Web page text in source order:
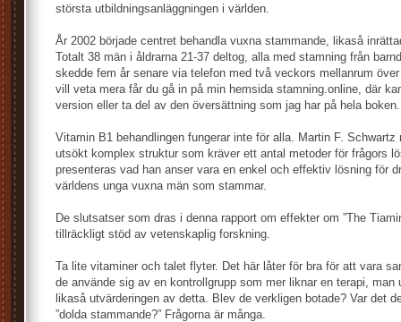
största utbildningsanläggningen i världen.
År 2002 började centret behandla vuxna stammande, likaså
Totalt 38 män i åldrarna 21-37 deltog, alla med stamning från
skedde fem år senare via telefon med två veckors mellanrum
vill veta mera får du gå in på min hemsida stamning.online, där
version eller ta del av den översättning som jag har på hela boken.
Vitamin B1 behandlingen fungerar inte för alla. Martin F. Schwartz
utsökt komplex struktur som kräver ett antal metoder för frågors
presenteras vad han anser vara en enkel och effektiv lösning för
världens unga vuxna män som stammar.
De slutsatser som dras i denna rapport om effekter om ”The
tillräckligt stöd av vetenskaplig forskning.
Ta lite vitaminer och talet flyter. Det här låter för bra för att vara
de använde sig av en kontrollgrupp som mer liknar en terapi, man
likaså utvärderingen av detta. Blev de verkligen botade? Var det
”dolda stammande?” Frågorna är många.